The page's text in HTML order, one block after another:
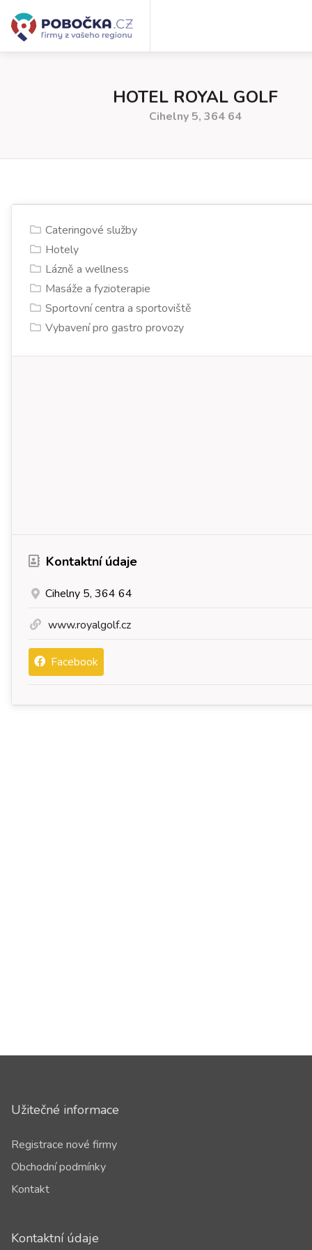
HOTEL ROYAL GOLF
Cihelny 5, 364 64
Cateringové služby
Hotely
Lázně a wellness
Masáže a fyzioterapie
Sportovní centra a sportoviště
Vybavení pro gastro provozy
Kontaktní údaje
Cihelny 5, 364 64
www.royalgolf.cz
Facebook
Užitečné informace
Registrace nové firmy
Obchodní podmínky
Kontakt
Kontaktní údaje